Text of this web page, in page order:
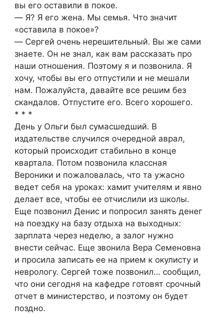
вы его оставили в покое.
― Я? Я его жена. Мы семья. Что значит
«оставила в покое»?
― Сергей очень нерешительный. Вы же сами
знаете. Он не знал, как вам рассказать про
наши отношения. Поэтому я и позвонила. Я
хочу, чтобы вы его отпустили и не мешали
нам. Пожалуйста, давайте все решим без
скандалов. Отпустите его. Всего хорошего.
* * *
День у Ольги был сумасшедший. В
издательстве случился очередной аврал,
который происходит стабильно в конце
квартала. Потом позвонила классная
Вероники и пожаловалась, что та ужасно
ведет себя на уроках: хамит учителям и явно
делает все, чтобы ее отчислили из школы.
Еще позвонил Денис и попросил занять денег
на поездку на базу отдыха на выходных:
зарплата через неделю, а залог нужно
внести сейчас. Еще звонила Вера Семеновна
и просила записать ее на прием к окулисту и
неврологу. Сергей тоже позвонил… сообщил,
что они сегодня на кафедре готовят срочный
отчет в министерство, и поэтому он будет
поздно.